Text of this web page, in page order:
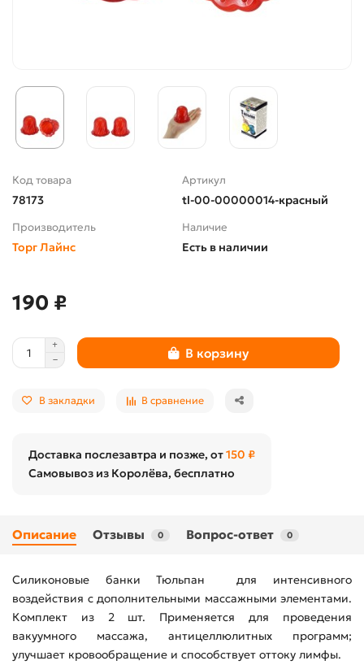
Код товара
78173
Артикул
tl-00-00000014-красный
Производитель
Торг Лайнс
Наличие
Есть в наличии
190 ₽
В корзину
В закладки В сравнение
Доставка послезавтра и позже, от150 ₽
Самовывоз из Королёва, бесплатно
Описание Отзывы 0 Вопрос-ответ 0
Силиконовые банки Тюльпан для интенсивного
воздействия с дополнительными массажными элементами.
Комплект из 2 шт. Применяется для проведения
вакуумного массажа, антицеллюлитных программ;
улучшает кровообращение и способствует оттоку лимфы.